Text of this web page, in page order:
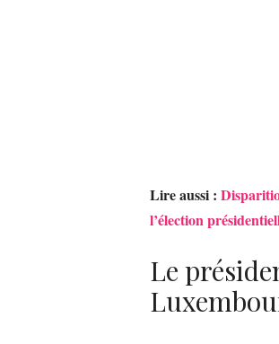
Lire aussi :
l’élection
Le